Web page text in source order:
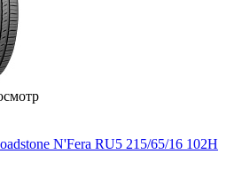
N'Fera RU5 215/65/16 102H